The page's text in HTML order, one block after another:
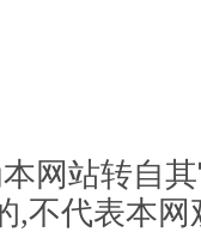
网站转自
,不代表本